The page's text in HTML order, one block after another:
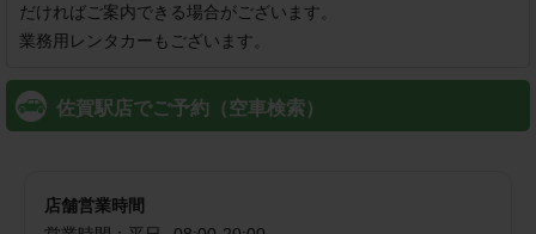
だければご案内できる場合がございます。
業務用レンタカーもございます。
佐賀駅店でご予約（空車検索）
店舗営業時間